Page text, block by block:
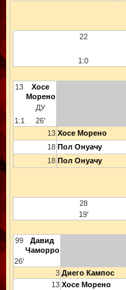
22
1:0
13
Хосе
Морено
ДУ
1:1
26'
13 Хосе Морено
18 Пол Онуачу
18 Пол Онуачу
28
19'
99
Давид
Чаморро
26'
3 Диего Кампос
13 Хосе Морено